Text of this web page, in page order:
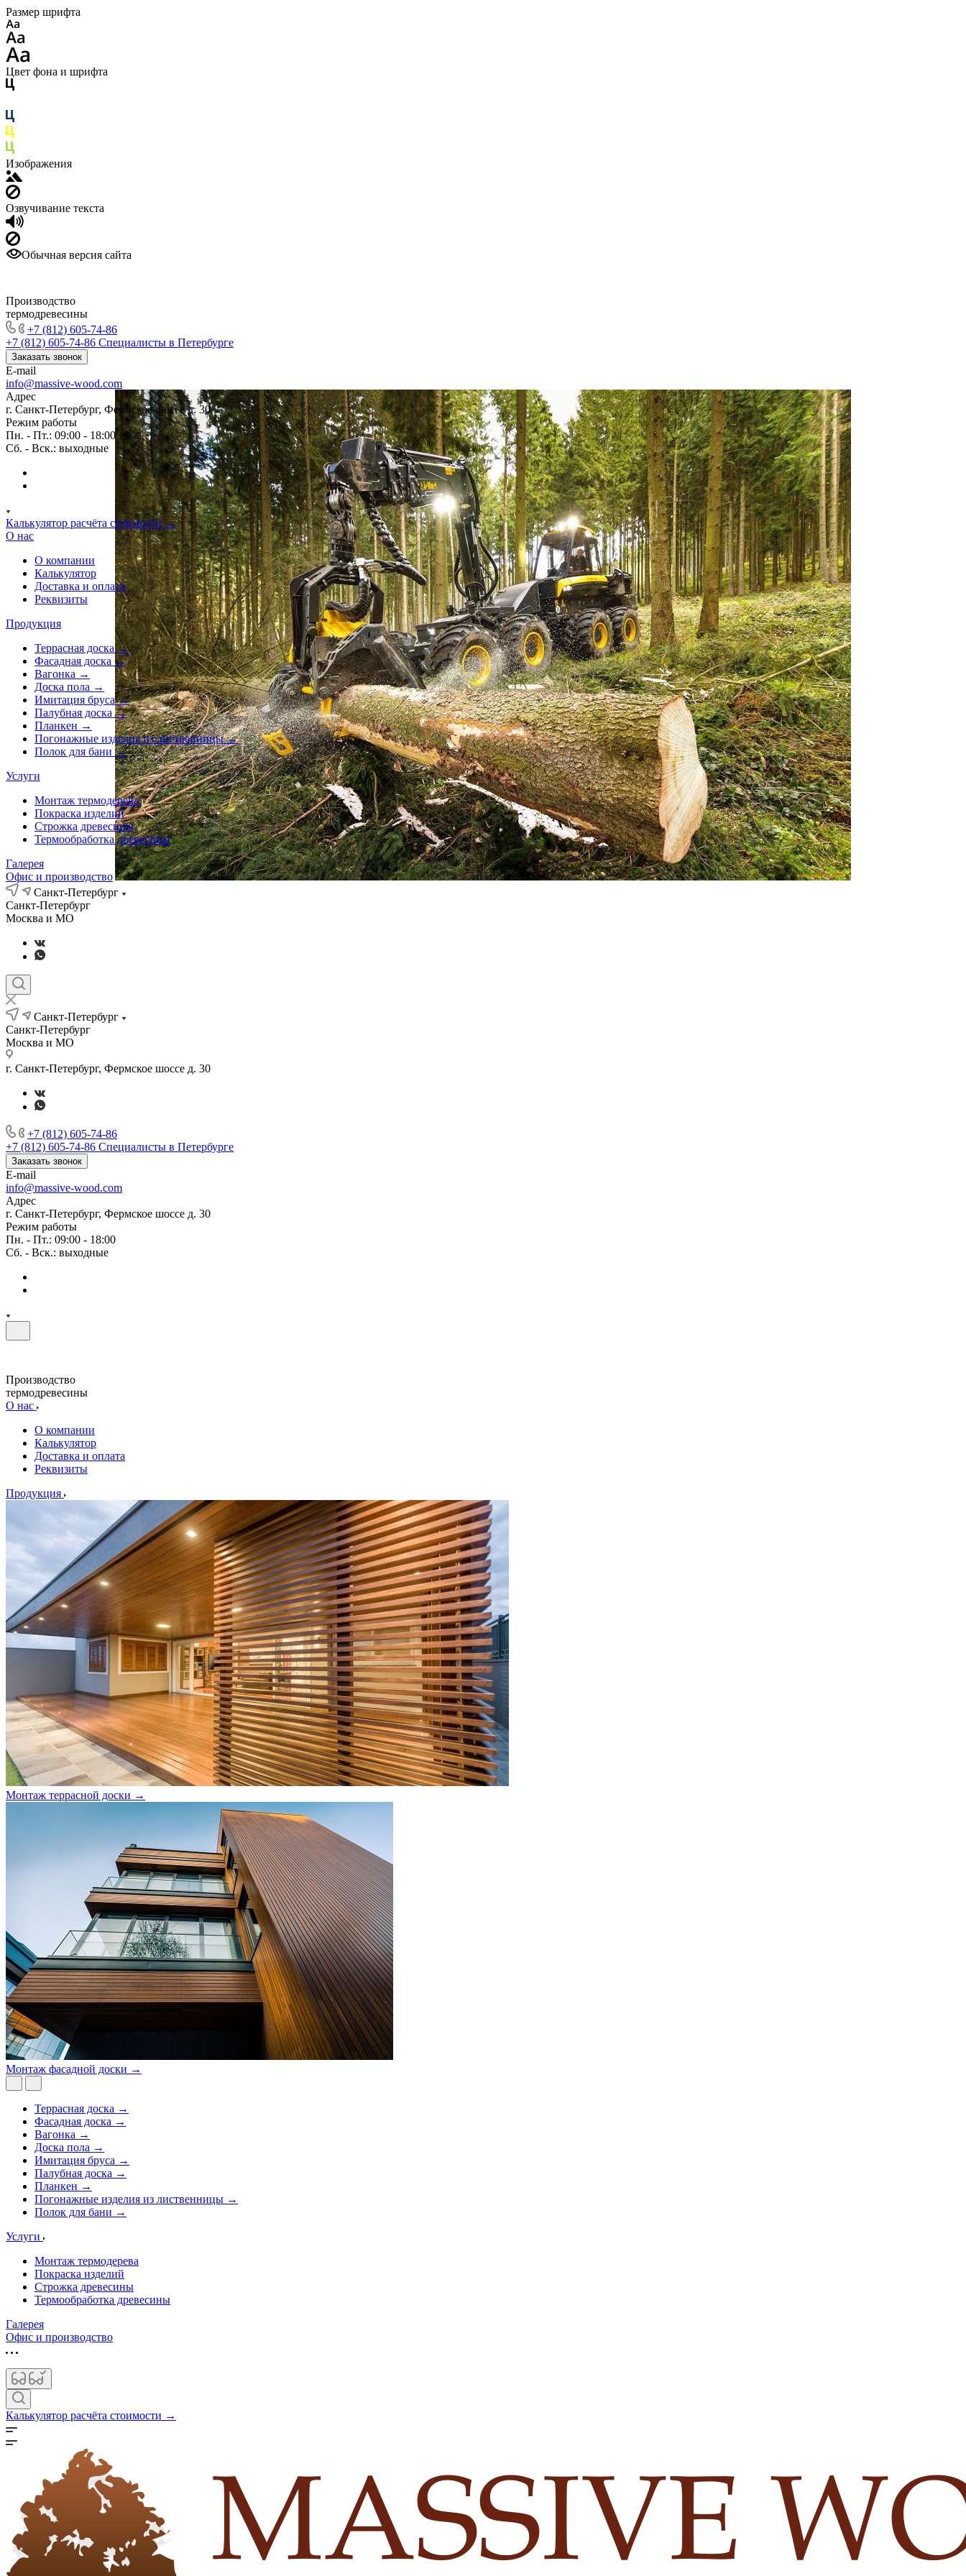
Размер шрифта
Цвет фона и шрифта
Изображения
Озвучивание текста
Обычная версия сайта
Производство
термодревесины
+7 (812) 605-74-86
+7 (812) 605-74-86 Специалисты в Петербурге
Заказать звонок
E-mail
info@massive-wood.com
Адрес
г. Санкт-Петербург, Фермское шоссе д. 30
Режим работы
Пн. - Пт.: 09:00 - 18:00
Сб. - Вск.: выходные
Калькулятор расчёта стоимости →
О нас
О компании
Калькулятор
Доставка и оплата
Реквизиты
Продукция
Террасная доска →
Фасадная доска →
Вагонка →
Доска пола →
Имитация бруса →
Палубная доска →
Планкен →
Погонажные изделия из лиственницы →
Полок для бани →
Услуги
Монтаж термодерева
Покраска изделий
Строжка древесины
Термообработка древесины
Галерея
Офис и производство
Санкт-Петербург
Санкт-Петербург
Москва и МО
Санкт-Петербург
Санкт-Петербург
Москва и МО
г. Санкт-Петербург, Фермское шоссе д. 30
+7 (812) 605-74-86
+7 (812) 605-74-86 Специалисты в Петербурге
Заказать звонок
E-mail
info@massive-wood.com
Адрес
г. Санкт-Петербург, Фермское шоссе д. 30
Режим работы
Пн. - Пт.: 09:00 - 18:00
Сб. - Вск.: выходные
Производство
термодревесины
О нас
О компании
Калькулятор
Доставка и оплата
Реквизиты
Продукция
Монтаж террасной доски →
Монтаж фасадной доски →
Террасная доска →
Фасадная доска →
Вагонка →
Доска пола →
Имитация бруса →
Палубная доска →
Планкен →
Погонажные изделия из лиственницы →
Полок для бани →
Услуги
Монтаж термодерева
Покраска изделий
Строжка древесины
Термообработка древесины
Галерея
Офис и производство
Калькулятор расчёта стоимости →